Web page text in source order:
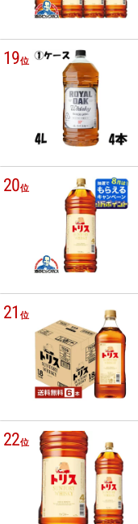
19位
20位
21位
22位